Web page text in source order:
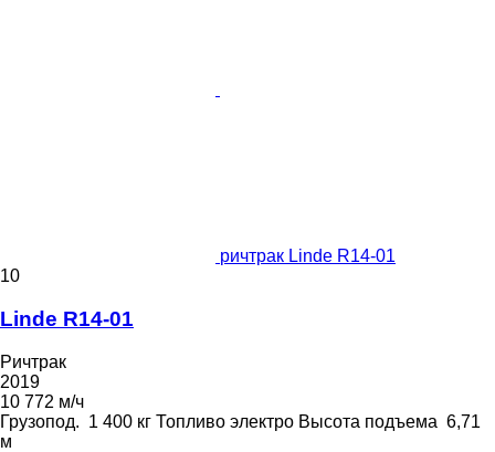
ричтрак Linde R14-01
10
Linde R14-01
Ричтрак
2019
10 772 м/ч
Грузопод. 1 400 кг Топливо электро Высота подъема 6,71
м